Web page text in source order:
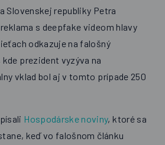
Slovenskej republiky Petra
s deepfake videom hlavy
odkazuje na falošný
prezident vyzýva na
vklad bol aj v tomto prípade 250
Hospodárske noviny, ktoré sa
keď vo falošnom článku